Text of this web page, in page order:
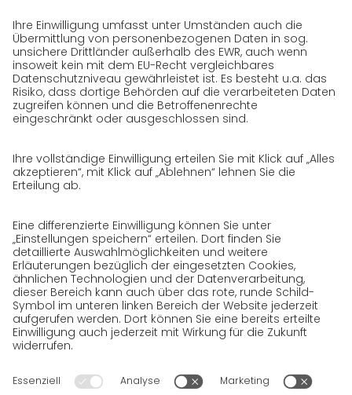
Presse
Karriere
GO! als Arbeitgeber
Arbeitsbereiche
Initiativbewerbung bei GO!
Datenschutz
Datenschutzerklärung für Website
Datenschutzerklärung für GeschäftspartnerInnen
SendungsempfängerInnen
Datenschutzerklärung BewerberInnen
Datenschutzerklärung Webportal
Datenschutzerklärung Social Media
Datenschutzerklärung GO! App
Impressum
AGB
Rechtshinweise
Cookies